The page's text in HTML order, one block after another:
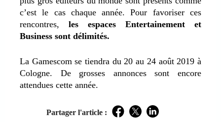
c’est le cas chaque année. Pour favoriser ces
rencontres, les espaces Entertainement et
Business sont délimités.
La Gamescom se tiendra du 20 au 24 août 2019 à
Cologne. De grosses annonces sont encore
attendues cette année.
Partager l'article : Facebook
TwitterLinkedIn